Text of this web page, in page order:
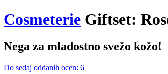
Cosmeterie Giftset:
Nega za mladostno svežo kožo!
Do sedaj oddanih ocen: 6